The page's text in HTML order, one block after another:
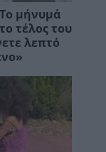
μήνυμά
τέλος του
λεπτό